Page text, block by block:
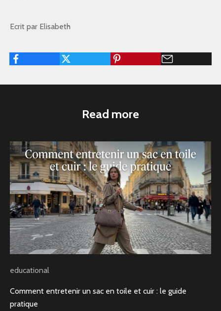
Ecrit par Elisabeth
Read more
educational
Comment entretenir un sac en toile et cuir : le guide
pratique